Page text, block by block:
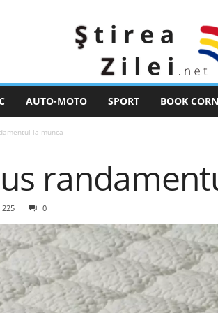
AUTO-MOTO SPORT BOOK
la munca
225 0